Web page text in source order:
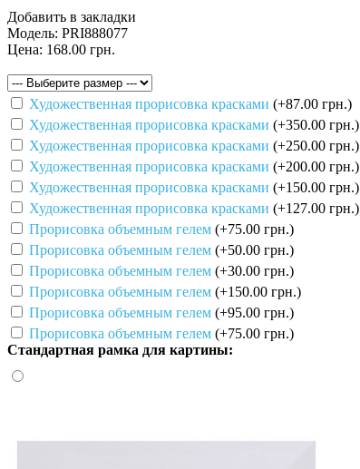
Добавить в закладки
Модель: PRI888077
Цена: 168.00 грн.
Художественная прорисовка красками (+87.00 грн.)
Художественная прорисовка красками (+350.00 грн.)
Художественная прорисовка красками (+250.00 грн.)
Художественная прорисовка красками (+200.00 грн.)
Художественная прорисовка красками (+150.00 грн.)
Художественная прорисовка красками (+127.00 грн.)
Прорисовка объемным гелем (+75.00 грн.)
Прорисовка объемным гелем (+50.00 грн.)
Прорисовка объемным гелем (+30.00 грн.)
Прорисовка объемным гелем (+150.00 грн.)
Прорисовка объемным гелем (+95.00 грн.)
Прорисовка объемным гелем (+75.00 грн.)
Стандартная рамка для картины: